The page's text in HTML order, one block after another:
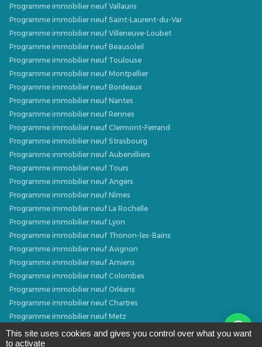
Programme immobilier neuf Vallauris
Programme immobilier neuf Saint-Laurent-du-Var
Programme immobilier neuf Villeneuve-Loubet
Programme immobilier neuf Beausoleil
Programme immobilier neuf Toulouse
Programme immobilier neuf Montpellier
Programme immobilier neuf Bordeaux
Programme immobilier neuf Nantes
Programme immobilier neuf Rennes
Programme immobilier neuf Clermont-Ferrand
Programme immobilier neuf Strasbourg
Programme immobilier neuf Aubervilliers
Programme immobilier neuf Tours
Programme immobilier neuf Angers
Programme immobilier neuf Nîmes
Programme immobilier neuf La Rochelle
Programme immobilier neuf Lyon
Programme immobilier neuf Thonon-les-Bains
Programme immobilier neuf Avignon
Programme immobilier neuf Amiens
Programme immobilier neuf Colombes
Programme immobilier neuf Orléans
Programme immobilier neuf Chartres
Programme immobilier neuf Metz
Programme immobilier neuf Caen
Programme immobilier neuf Dijon
This site uses cookies and gives you control over what you want
to activate